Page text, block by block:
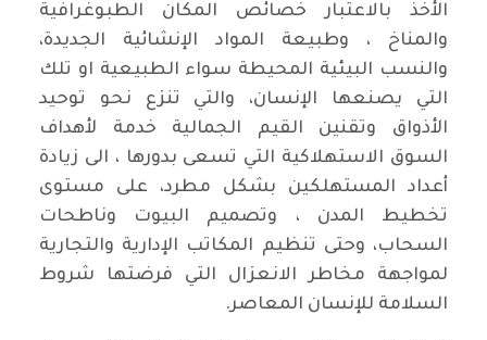
الأخذ بالاعتبار خصائص المكان الطبوغرافية
والمناخ ، وطبيعة المواد الإنشائية الجديدة،
والنسب البيئية المحيطة سواء الطبيعية او تلك
التي يصنعها الإنسان، والتي تنزع نحو توحيد
الأذواق وتقنين القيم الجمالية خدمة لأهداف
السوق الاستهلاكية التي تسعى بدورها ، الى زيادة
أعداد المستهلكين بشكل مطرد، على مستوى
تخطيط المدن ، وتصميم البيوت وناطحات
السحاب، وحتى تنظيم المكاتب الإدارية والتجارية
لمواجهة مخاطر الانعزال التي فرضتها شروط
السلامة للإنسان المعاصر.